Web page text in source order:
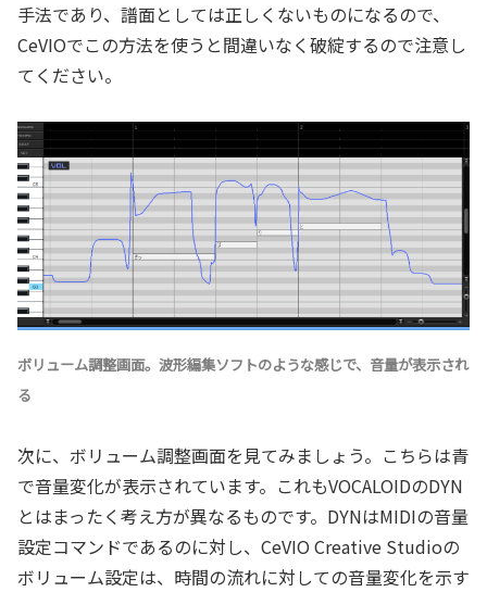
手法であり、譜面としては正しくないものになるので、
CeVIOでこの方法を使うと間違いなく破綻するので注意し
てください。
ボリューム調整画面。波形編集ソフトのような感じで、音量が表示され
る
次に、ボリューム調整画面を見てみましょう。こちらは青
で音量変化が表示されています。これもVOCALOIDのDYN
とはまったく考え方が異なるものです。DYNはMIDIの音量
設定コマンドであるのに対し、CeVIO Creative Studioの
ボリューム設定は、時間の流れに対しての音量変化を示す